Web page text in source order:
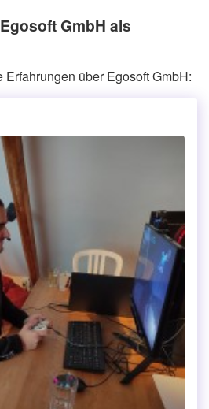
GmbH als
über Egosoft GmbH: